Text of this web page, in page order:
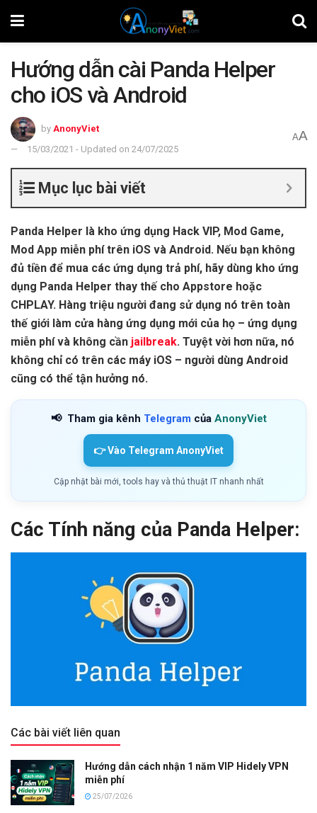
Hướng dẫn cài Panda Helper
cho iOS và Android
by AnonyViet
15/03/2021 - Updated on 24/07/2025
AA
Mục lục bài viết
Panda Helper là kho ứng dụng Hack VIP, Mod Game,
Mod App miễn phí trên iOS và Android. Nếu bạn không
đủ tiền để mua các ứng dụng trả phí, hãy dùng kho ứng
dụng Panda Helper thay thế cho Appstore hoặc
CHPLAY. Hàng triệu người đang sử dụng nó trên toàn
thế giới làm cửa hàng ứng dụng mới của họ – ứng dụng
miễn phí và không cần jailbreak. Tuyệt vời hơn nữa, nó
không chỉ có trên các máy iOS – người dùng Android
cũng có thể tận hưởng nó.
📢 Tham gia kênh Telegram của AnonyViet
👉 Vào Telegram AnonyViet
Cập nhật bài mới, tools hay và thủ thuật IT nhanh nhất
Các Tính năng của Panda Helper:
Các bài viết liên quan
Hướng dẫn cách nhận 1 năm VIP Hidely VPN
miễn phí
25/07/2026